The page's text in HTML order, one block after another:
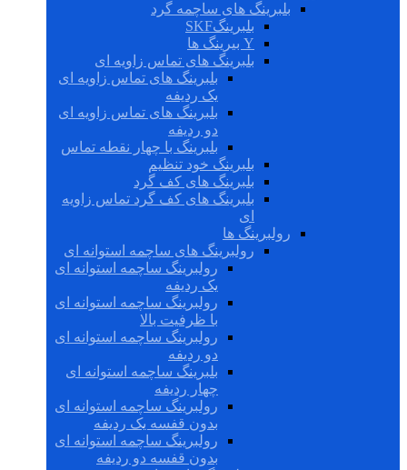
بلبرینگ های ساچمه گرد
بلبرینگSKF
Y بیرینگ ها
بلبرینگ های تماس زاویه ای
بلبرینگ های تماس زاویه ای
یک ردیفه
بلبرینگ های تماس زاویه ای
دو ردیفه
بلبرینگ با چهار نقطه تماس
بلبرینگ خود تنظیم
بلبرینگ های کف گرد
بلبرینگ های کف گرد تماس زاویه
ای
رولبرینگ ها
رولبرینگ های ساچمه استوانه ای
رولبرینگ ساچمه استوانه ای
یک ردیفه
رولبرینگ ساچمه استوانه ای
با ظرفیت بالا
رولبرینگ ساچمه استوانه ای
دو ردیفه
بلبرینگ ساچمه استوانه ای
چهار ردیفه
رولبرینگ ساچمه استوانه ای
بدون قفسه یک ردیفه
رولبرینگ ساچمه استوانه ای
بدون قفسه دو ردیفه